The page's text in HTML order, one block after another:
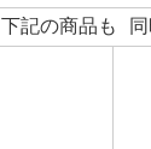
下記の商品も 同